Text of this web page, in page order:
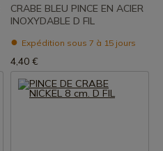
CRABE BLEU PINCE EN ACIER
INOXYDABLE D FIL
Expédition sous 7 à 15 jours
4,40 €